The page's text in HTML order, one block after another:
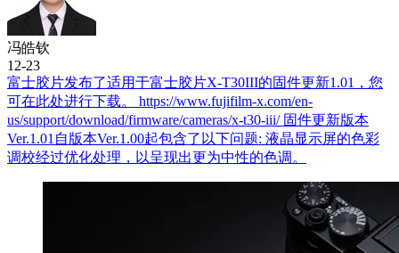
冯皓钦
12-23
富士胶片发布了适用于富士胶片X-T30III的固件更新1.01，您
可在此处进行下载。 https://www.fujifilm-x.com/en-
us/support/download/firmware/cameras/x-t30-iii/ 固件更新版本
Ver.1.01自版本Ver.1.00起包含了以下问题: 液晶显示屏的色彩
调校经过优化处理，以呈现出更为中性的色调。